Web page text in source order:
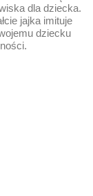
dla dziecka.
jajka imituje
dziecku